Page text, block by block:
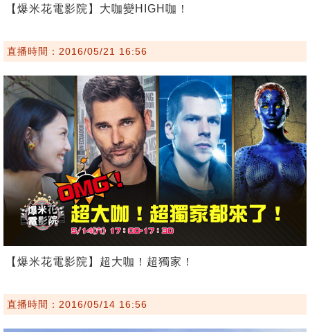
【爆米花電影院】大咖變HIGH咖！
直播時間：2016/05/21 16:56
【爆米花電影院】超大咖！超獨家！
直播時間：2016/05/14 16:56